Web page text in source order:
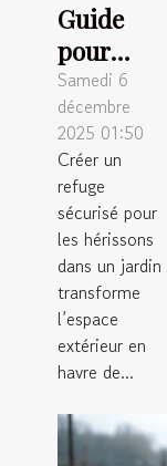
Guide
pour
créer un
habitat
favorable
aux
hérissons
dans les
jardins
Samedi 6
décembre
2025 01:50
Créer un
refuge
sécurisé pour
les hérissons
dans un jardin
transforme
l’espace
extérieur en
havre de...